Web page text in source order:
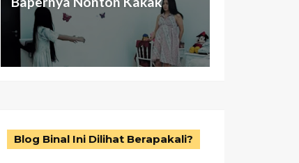
Otak Cetek, dan Bunuh Diri
Buat Beli Mansion
Blog Binal Ini Dilihat Berapakali?